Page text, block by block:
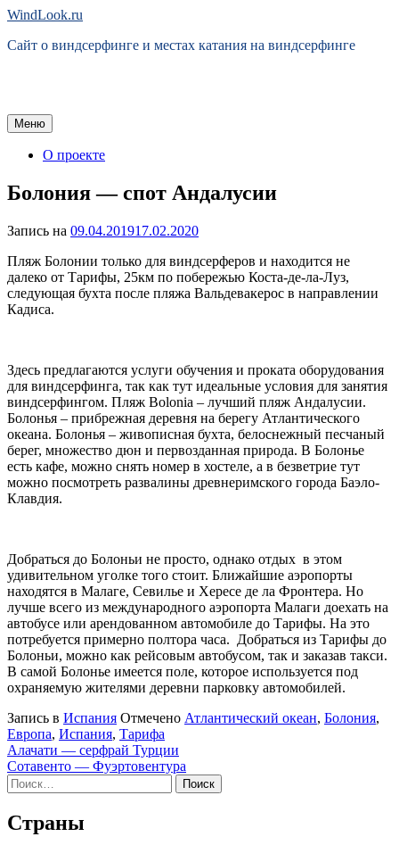
Перейти
содержимому
WindLook.ru
Сайт о виндсерфинге и местах катания на виндсерфинге
Меню
О проекте
Болония — спот Андалусии
Запись на 09.04.201917.02.2020
Пляж Болонии только для виндсерферов и находится не
далеко от Тарифы, 25км по побережью Коста-де-ла-Луз,
следующая бухта после пляжа Вальдевакерос в направлении
Кадиса.
Здесь предлагаются услуги обучения и проката оборудования
для виндсерфинга, так как тут идеальные условия для занятия
виндсерфингом. Пляж Bolonia – лучший пляж Андалусии.
Болонья – прибрежная деревня на берегу Атлантического
океана. Болонья – живописная бухта, белоснежный песчаный
берег, множество дюн и первозданная природа. В Болонье
есть кафе, можно снять номер в хостеле, а в безветрие тут
можно посмотреть развалины древнеримского города Баэло-
Клавдия.
Добраться до Болоньи не просто, однако отдых в этом
удивительном уголке того стоит. Ближайшие аэропорты
находятся в Малаге, Севилье и Хересе де ла Фронтера. Но
лучше всего из международного аэропорта Малаги доехать на
автобусе или арендованном автомобиле до Тарифы. На это
потребуется примерно полтора часа. Добраться из Тарифы до
Болоньи, можно как рейсовым автобусом, так и заказав такси.
В самой Болонье имеется поле, которое используется под
охраняемую жителями деревни парковку автомобилей.
Запись в Испания Отмечено Атлантический океан, Болония,
Европа, Испания, Тарифа
Навигация
по
записям
Алачати — серфрай Турции
Сотавенто — Фуэртовентура
Найти:
Страны